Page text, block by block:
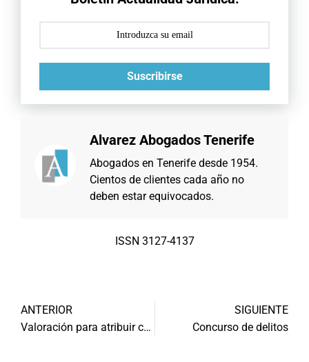
Suscribirse
Alvarez Abogados Tenerife
Abogados en Tenerife desde 1954.
Cientos de clientes cada año no
deben estar equivocados.
ISSN 3127-4137
ANTERIOR
Valoración para atribuir custodia compartida
SIGUIENTE
Concurso de delitos